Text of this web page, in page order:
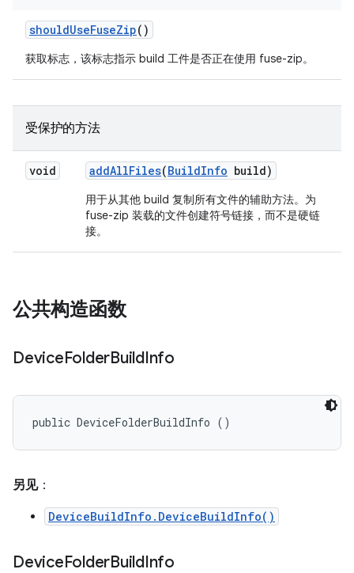
shouldUseFuseZip()
获取标志，该标志指示 build 工件是否正在使用 fuse-zip。
受保护的方法
void addAllFiles(BuildInfo build)
用于从其他 build 复制所有文件的辅助方法。为
fuse-zip 装载的文件创建符号链接，而不是硬链
接。
公共构造函数
DeviceFolderBuildInfo
public DeviceFolderBuildInfo ()
另见：
DeviceBuildInfo.DeviceBuildInfo()
DeviceFolderBuildInfo